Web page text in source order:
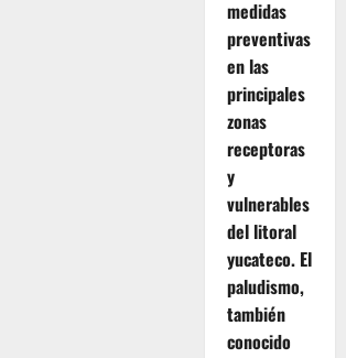
medidas
preventivas
en las
principales
zonas
receptoras
y
vulnerables
del litoral
yucateco. El
paludismo,
también
conocido